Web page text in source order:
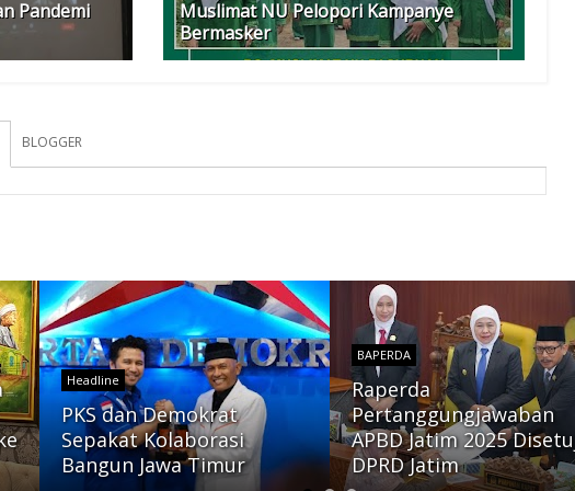
Pandemi
Muslimat NU Pelopori Kampanye
Bermasker
BLOGGER
Headline
PKS dan Demokrat
Sepakat Kolaborasi
Bangun Jawa Timur
BAPERDA
Raperda
Pertanggungjawaban
APBD Jatim 2025
DPRD Jatim